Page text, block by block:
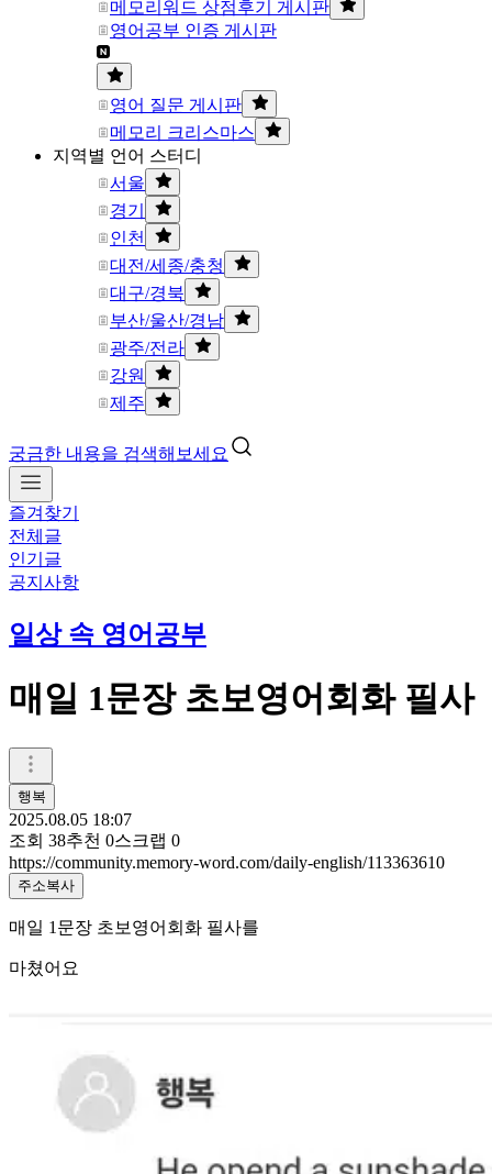
메모리워드 상점후기 게시판
영어공부 인증 게시판
영어 질문 게시판
메모리 크리스마스
지역별 언어 스터디
서울
경기
인천
대전/세종/충청
대구/경북
부산/울산/경남
광주/전라
강원
제주
궁금한 내용을 검색해보세요
즐겨찾기
전체글
인기글
공지사항
일상 속 영어공부
매일 1문장 초보영어회화 필사
행복
2025.08.05 18:07
조회 38추천 0스크랩 0
https://community.memory-word.com/daily-english/113363610
주소복사
매일 1문장 초보영어회화 필사를
마쳤어요